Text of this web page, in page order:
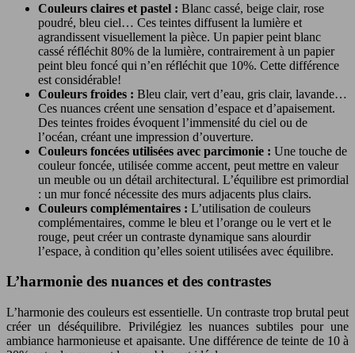
Couleurs claires et pastel : Blanc cassé, beige clair, rose
poudré, bleu ciel… Ces teintes diffusent la lumière et
agrandissent visuellement la pièce. Un papier peint blanc
cassé réfléchit 80% de la lumière, contrairement à un papier
peint bleu foncé qui n’en réfléchit que 10%. Cette différence
est considérable!
Couleurs froides : Bleu clair, vert d’eau, gris clair, lavande…
Ces nuances créent une sensation d’espace et d’apaisement.
Des teintes froides évoquent l’immensité du ciel ou de
l’océan, créant une impression d’ouverture.
Couleurs foncées utilisées avec parcimonie : Une touche de
couleur foncée, utilisée comme accent, peut mettre en valeur
un meuble ou un détail architectural. L’équilibre est primordial
: un mur foncé nécessite des murs adjacents plus clairs.
Couleurs complémentaires : L’utilisation de couleurs
complémentaires, comme le bleu et l’orange ou le vert et le
rouge, peut créer un contraste dynamique sans alourdir
l’espace, à condition qu’elles soient utilisées avec équilibre.
L’harmonie des nuances et des contrastes
L’harmonie des couleurs est essentielle. Un contraste trop brutal peut
créer un déséquilibre. Privilégiez les nuances subtiles pour une
ambiance harmonieuse et apaisante. Une différence de teinte de 10 à